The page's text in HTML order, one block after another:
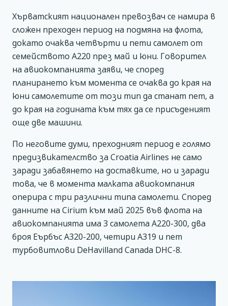
Хърватският национален превозвач се намира в
сложен преходен период на подмяна на флота,
докато очаква четвърти и пети самолет от
семейството А220 през май и юни. Говорител
на авиокомпанията заяви, че според
планирането към момента се очаква до края на
юни самолетите от този тип да станат пет, а
до края на годината към тях да се присъденият
още две машини.
По неговите думи, преходният период е голямо
предизвикателство за Croatia Airlines не само
заради забавянето на доставките, но и заради
това, че в момента малката авиокомпания
оперира с три различни типа самолети. Според
данните на Cirium към май 2025 във флота на
авиокомпанията има 3 самолета А220-300, два
броя Еърбъс А320-200, четири А319 и пет
турбовитлови DeHavilland Canada DHC-8.